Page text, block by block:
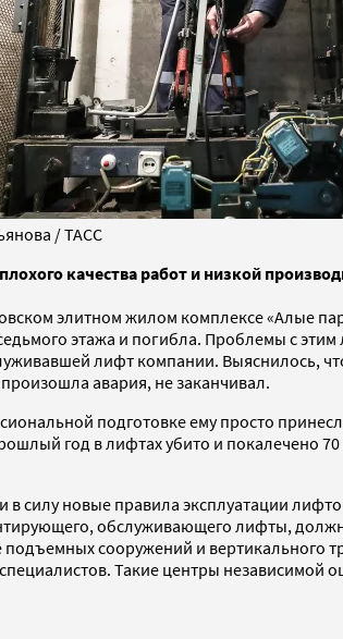
/ ТАСС
качества работ и низкой
элитном жилом комплексе «Алые
этажа и погибла. Проблемы с
лифт компании. Выяснилось,
авария, не заканчивал.
подготовке ему просто
год в лифтах убито и покалечено
в силу новые правила эксплуатации
обслуживающего лифты,
сооружений и вертикального
Такие центры независимой